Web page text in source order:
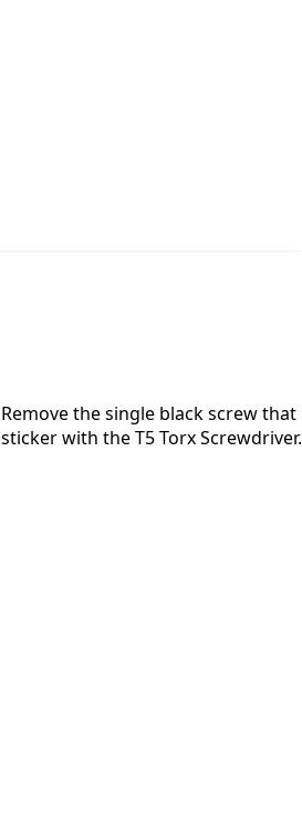
Remove the single black screw
sticker with the T5 Torx Screwdriver.